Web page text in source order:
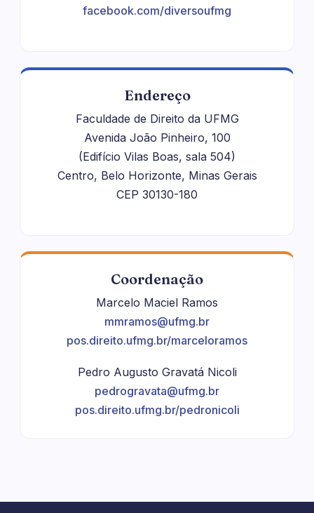
facebook.com/diversoufmg
Endereço
Faculdade de Direito da UFMG
Avenida João Pinheiro, 100
(Edifício Vilas Boas, sala 504)
Centro, Belo Horizonte, Minas Gerais
CEP 30130-180
Coordenação
Marcelo Maciel Ramos
mmramos@ufmg.br
pos.direito.ufmg.br/marceloramos
Pedro Augusto Gravatá Nicoli
pedrogravata@ufmg.br
pos.direito.ufmg.br/pedronicoli